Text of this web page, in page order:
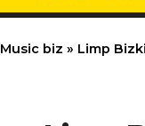
Music biz » Limp